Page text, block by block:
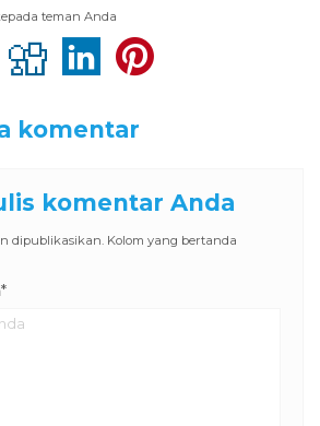
teman Anda
komentar
komentar Anda
dipublikasikan. Kolom yang bertanda
*